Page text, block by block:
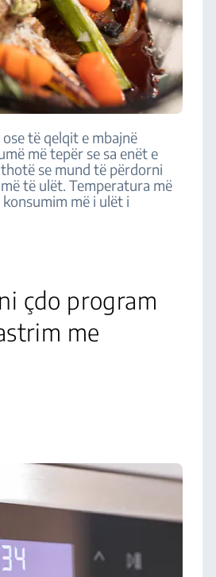
të qelqit e mbajnë
më tepër se sa enët e
se mund të përdorni
të ulët. Temperatura më
më i ulët i
çdo program
me